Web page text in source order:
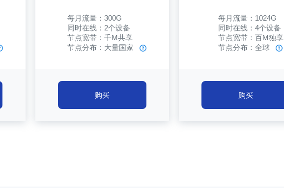
每月流量：300G
同时在线：2个设备
节点宽带：千M共享
节点分布：大量国家
购买
每月流量：1024G
同时在线：4个设备
节点宽带：百M独享
节点分布：全球
购买